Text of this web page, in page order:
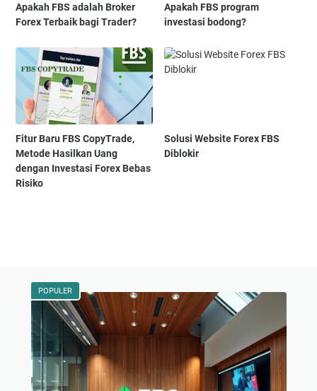
Apakah FBS adalah Broker
Forex Terbaik bagi Trader?
Apakah FBS program
investasi bodong?
Fitur Baru FBS CopyTrade,
Metode Hasilkan Uang
dengan Investasi Forex Bebas
Risiko
Solusi Website Forex FBS
Diblokir
POPULER